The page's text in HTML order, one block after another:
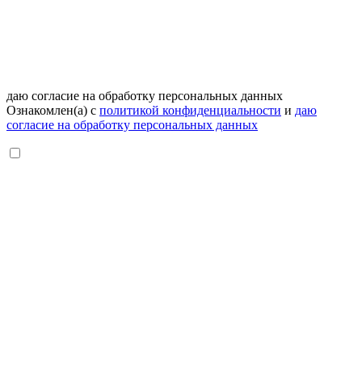
даю согласие на обработку персональных данных
Ознакомлен(а) с политикой конфиденциальности и даю
согласие на обработку персональных данных